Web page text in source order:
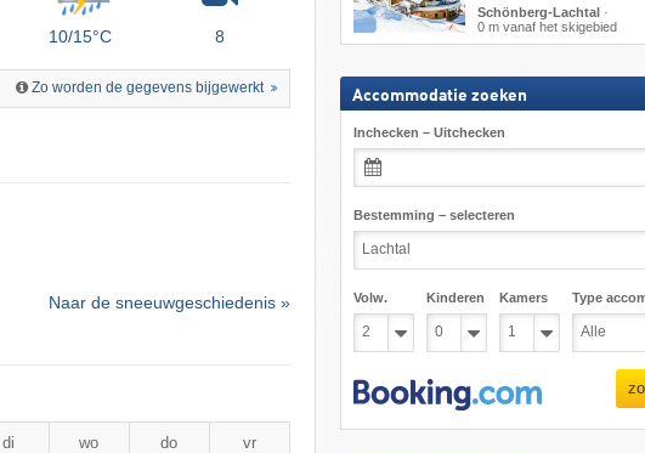
10/15°C 8
Zo worden de gegevens bijgewerkt
Naar de sneeuwgeschiedenis »
di
wo
do
vr
Schönberg-Lachtal·
0 m vanaf het skigebied
Accommodatie zoeken
Inchecken – Uitchecken
Bestemming – selecteren
Volw. Kinderen Kamers Type